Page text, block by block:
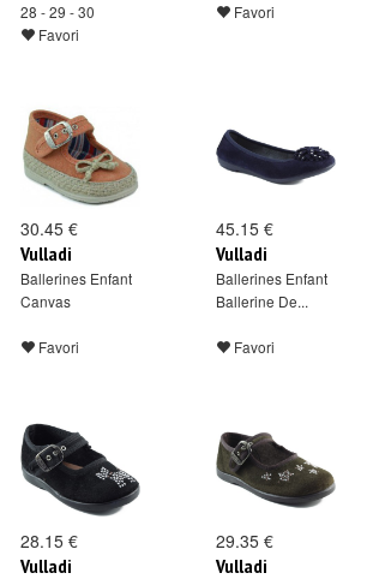
28 - 29 - 30
Favori
Favori
30.45 €
Vulladi
Ballerines Enfant
Canvas
Favori
45.15 €
Vulladi
Ballerines Enfant
Ballerine De...
Favori
28.15 €
Vulladi
29.35 €
Vulladi